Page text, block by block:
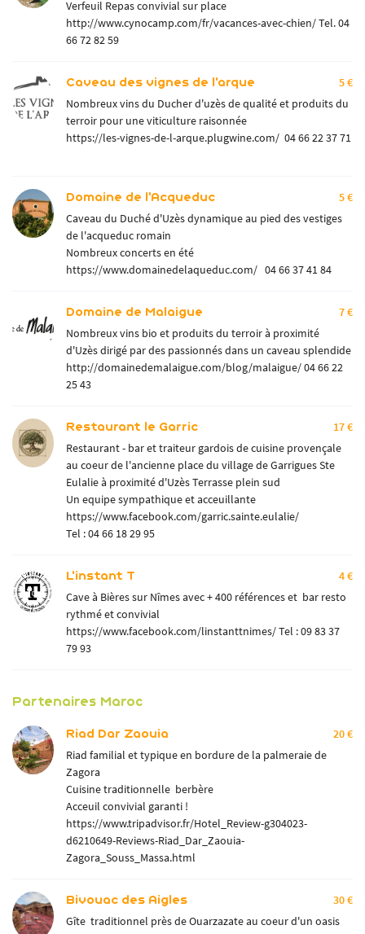
D'ÉVASION
& E-SCOOT
AVENTURES
Verfeuil Repas convivial sur place
http://www.cynocamp.com/fr/vacances-avec-chien/Tel. 04
66 72 82 59
Caveau des vignes de l'arque
5 €
Nombreux vins du Ducher d'uzès de qualité et produits du
terroir pour une viticulture raisonnée
https://les-vignes-de-l-arque.plugwine.com/ 04 66 22 37 71
Domaine de l'Acqueduc
5 €
Caveau du Duché d'Uzès dynamique au pied des vestiges
de l'acqueduc romain
Nombreux concerts en été
https://www.domainedelaqueduc.com/ 04 66 37 41 84
Domaine de Malaigue
7 €
Nombreux vins bio et produits du terroir à proximité
d'Uzès dirigé par des passionnés dans un caveau splendide
http://domainedemalaigue.com/blog/malaigue/04 66 22
25 43
Restaurant le Garric
17 €
Restaurant - bar et traiteur gardois de cuisine provençale
au coeur de l'ancienne place du village de Garrigues Ste
Eulalie à proximité d'Uzès Terrasse plein sud
Un equipe sympathique et acceuillante
https://www.facebook.com/garric.sainte.eulalie/
Tel :04 66 18 29 95
L'instant T
4 €
Cave à Bières sur Nîmes avec + 400 références et bar resto
rythmé et convivial
https://www.facebook.com/linstanttnimes/Tel : 09 83 37
79 93
Partenaires Maroc
Riad Dar Zaouia
20 €
Riad familial et typique en bordure de la palmeraie de
Zagora
Cuisine traditionnelle berbère
Acceuil convivial garanti !
https://www.tripadvisor.fr/Hotel_Review-g304023-
d6210649-Reviews-Riad_Dar_Zaouia-
Zagora_Souss_Massa.html
Bivouac des Aigles
30 €
Gîte traditionnel près de Ouarzazate au coeur d'un oasis